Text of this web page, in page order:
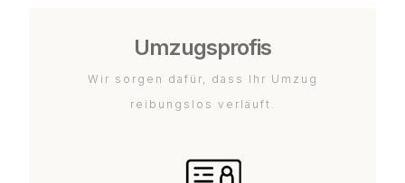
Umzugsprofis
Wir sorgen dafür, dass Ihr Umzug
reibungslos verläuft.